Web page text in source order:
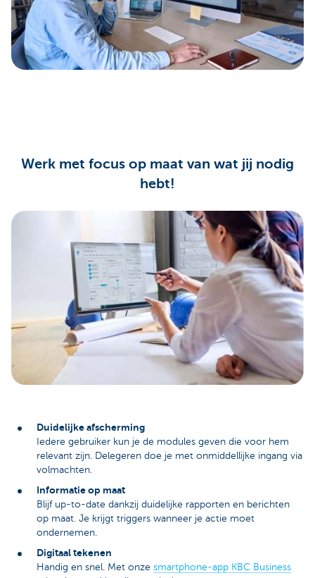
Werk met focus op maat van wat jij nodig
hebt!
Duidelijke afscherming
Iedere gebruiker kun je de modules geven die voor hem
relevant zijn. Delegeren doe je met onmiddellijke ingang via
volmachten.
Informatie op maat
Blijf up-to-date dankzij duidelijke rapporten en berichten
op maat. Je krijgt triggers wanneer je actie moet
ondernemen.
Digitaal tekenen
Handig en snel. Met onze smartphone-app KBC Business